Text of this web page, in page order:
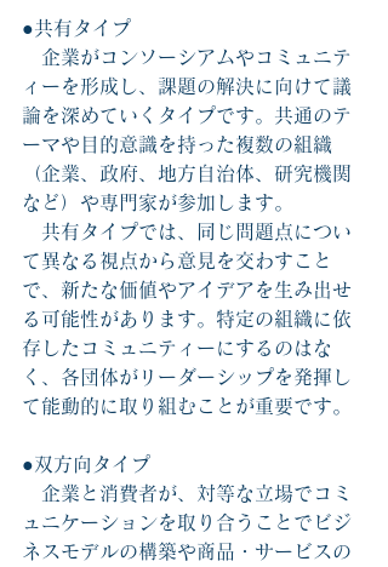
●共有タイプ
企業がコンソーシアムやコミュニテ
ィーを形成し、課題の解決に向けて議
論を深めていくタイプです。共通のテ
ーマや目的意識を持った複数の組織
（企業、政府、地方自治体、研究機関
など）や専門家が参加します。
共有タイプでは、同じ問題点につい
て異なる視点から意見を交わすこと
で、新たな価値やアイデアを生み出せ
る可能性があります。特定の組織に依
存したコミュニティーにするのはな
く、各団体がリーダーシップを発揮し
て能動的に取り組むことが重要です。
●双方向タイプ
企業と消費者が、対等な立場でコミ
ュニケーションを取り合うことでビジ
ネスモデルの構築や商品・サービスの